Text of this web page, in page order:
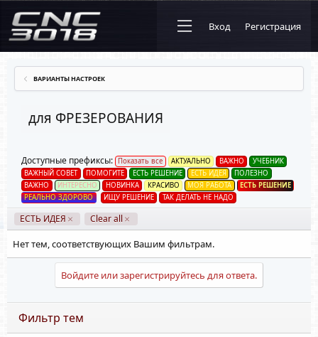
Вход Регистрация
ВАРИАНТЫ НАСТРОЕК
для ФРЕЗЕРОВАНИЯ
Доступные префиксы: Показать все АКТУАЛЬНО ВАЖНО
УЧЕБНИК
ВАЖНЫЙ СОВЕТ
ПОМОГИТЕ ЕСТЬ РЕШЕНИЕ ЕСТЬ ИДЕЯ
ПОЛЕЗНО
ВАЖНО
ИНТЕРЕСНО НОВИНКА КРАСИВО МОЯ РАБОТА
ЕСТЬ РЕШЕНИЕ
РЕАЛЬНО ЗДОРОВО
ИЩУ РЕШЕНИЕ ТАК ДЕЛАТЬ НЕ НАДО
ЕСТЬ ИДЕЯ Clear all
Нет тем, соответствующих Вашим фильтрам.
Войдите или зарегистрируйтесь для ответа.
Фильтр тем